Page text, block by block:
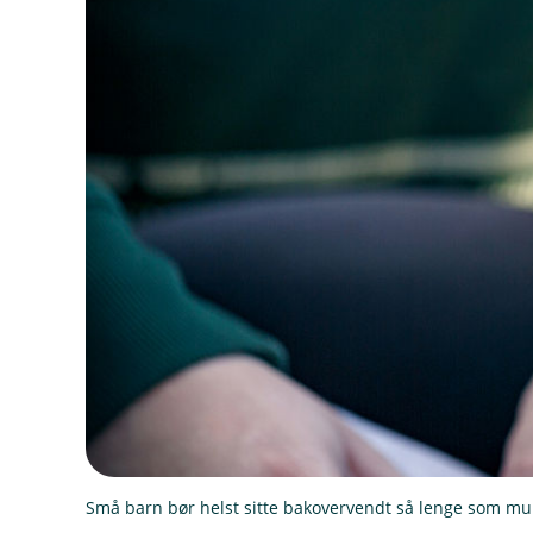
Små barn bør helst sitte bakovervendt så lenge som